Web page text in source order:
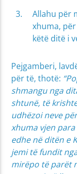
Allahu për
xhuma,
këtë ditë i
Pejgamberi,
për të, thotë:
shmangu nga
shtunë, të
udhëzoi neve
xhuma vjen
edhe në ditën e
jemi të fundit
mirëpo të parët